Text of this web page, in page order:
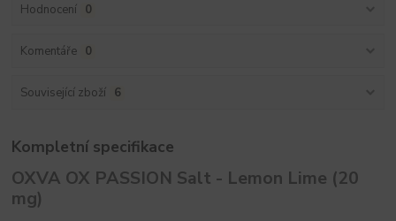
Hodnocení 0
Komentáře 0
Související zboží 6
Kompletní specifikace
OXVA OX PASSION Salt - Lemon Lime (20
mg)